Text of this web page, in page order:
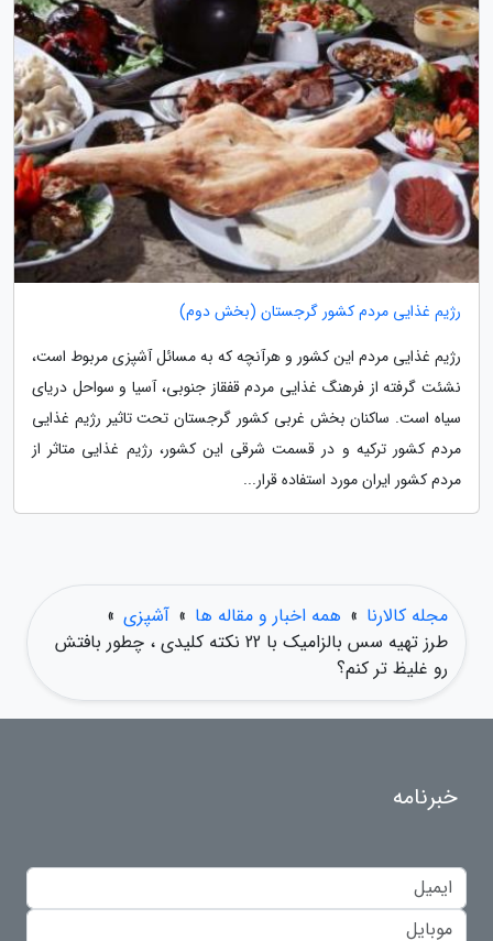
رژیم غذایی مردم کشور گرجستان (بخش دوم)
رژیم غذایی مردم این کشور و هرآنچه که به مسائل آشپزی مربوط است،
نشئت گرفته از فرهنگ غذایی مردم قفقاز جنوبی، آسیا و سواحل دریای
سیاه است. ساکنان بخش غربی کشور گرجستان تحت تاثیر رژیم غذایی
مردم کشور ترکیه و در قسمت شرقی این کشور، رژیم غذایی متاثر از
مردم کشور ایران مورد استفاده قرار...
مجله کالارنا » همه اخبار و مقاله ها » آشپزی »
طرز تهیه سس بالزامیک با 22 نکته کلیدی ، چطور بافتش
رو غلیظ تر کنم؟
خبرنامه